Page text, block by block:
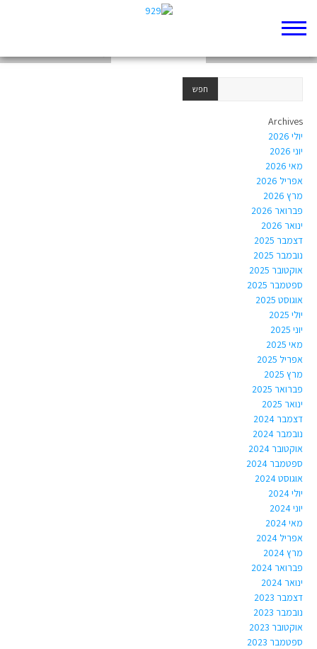
Archives
יולי 2026
יוני 2026
מאי 2026
אפריל 2026
מרץ 2026
פברואר 2026
ינואר 2026
דצמבר 2025
נובמבר 2025
אוקטובר 2025
ספטמבר 2025
אוגוסט 2025
יולי 2025
יוני 2025
מאי 2025
אפריל 2025
מרץ 2025
פברואר 2025
ינואר 2025
דצמבר 2024
נובמבר 2024
אוקטובר 2024
ספטמבר 2024
אוגוסט 2024
יולי 2024
יוני 2024
מאי 2024
אפריל 2024
מרץ 2024
פברואר 2024
ינואר 2024
דצמבר 2023
נובמבר 2023
אוקטובר 2023
ספטמבר 2023